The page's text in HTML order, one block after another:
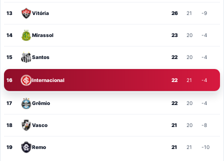
13 Vitória 26 21 -9
14 Mirassol 23 20 -4
15 Santos 22 20 -4
16 Internacional 22 21 -4
17 Grêmio 22 20 -4
18 Vasco 21 20 -8
19 Remo 21 21 -10